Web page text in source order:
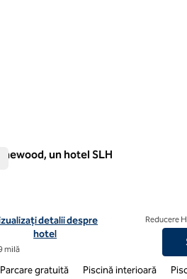
un hotel SLH
detaliile hotelului pentru
detalii despre
hotel
milă
Reducere
Parcare gratuită Piscină interioară